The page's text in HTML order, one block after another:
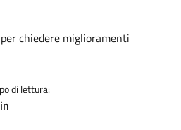
notizia
chiedere miglioramenti
di lettura: